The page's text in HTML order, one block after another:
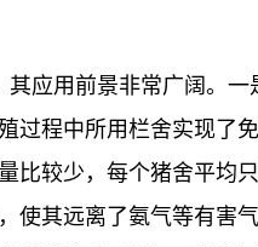
应用前景非常广阔。
过程中所用栏舍实现了
比较少，每个猪舍平均
使其远离了氨气等有害